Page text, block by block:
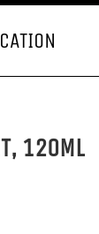
120ML